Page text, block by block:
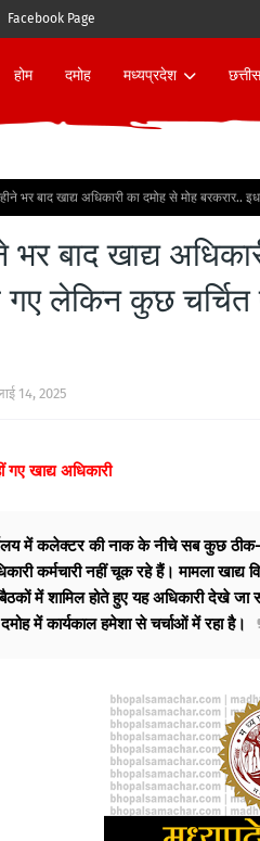
Facebook Page
होम दमोह मध्यप्रदेश
भर बाद खाद्य अधिकारी का दमोह से मोह
बाद खाद्य
लेकिन कुछ चर्चित
14, 2025
गए खाद्य अधिकारी
में कलेक्टर की नाक के नीचे सब कुछ ठीक-
कर्मचारी नहीं चूक रहे हैं।मामला खाद्य
में शामिल होते हुए यह अधिकारी देखे
में कार्यकाल हमेशा से चर्चाओं में रहा है।